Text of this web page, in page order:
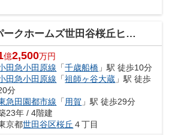
クホームズ世田谷桜丘ヒルトップレジデンス
億2,500万円
田急小田原線 「千歳船橋 」駅 徒歩10分
田急小田原線 「祖師ヶ谷大蔵 」駅 徒歩
分
急田園都市線 「 用賀 」駅 徒歩29分
23年 / 4階建
京都世田谷区桜丘 ４丁目